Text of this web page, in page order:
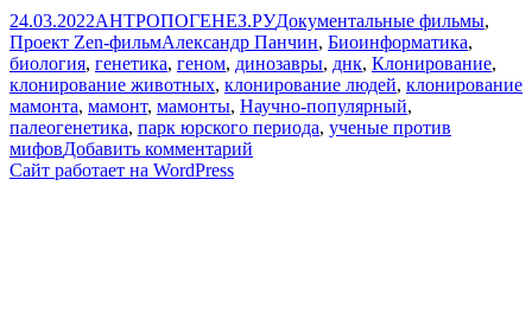
Опубликовано
24.03.2022Автор
АНТРОПОГЕНЕЗ.РУРубрики
Документальные фильмы,
Проект Zen-фильмМетки
Александр Панчин, Биоинформатика,
биология, генетика, геном, динозавры, днк, Клонирование,
клонирование животных, клонирование людей, клонирование
мамонта, мамонт, мамонты, Научно-популярный,
палеогенетика, парк юрского периода, ученые против
мифовДобавить комментарий
Сайт работает на WordPress